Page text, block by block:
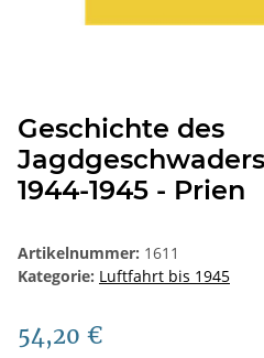
Geschichte des
1944-1945 - Prien
Artikelnummer: 1611
Kategorie: Luftfahrt bis 1945
54,20 €